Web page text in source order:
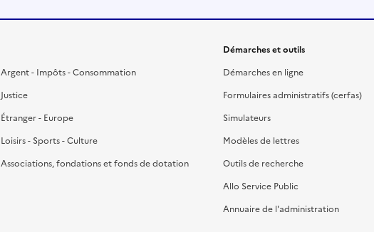
Argent - Impôts - Consommation
Justice
Étranger - Europe
Loisirs - Sports - Culture
Associations, fondations et fonds de dotation
Démarches et outils
Démarches en ligne
Formulaires administratifs (cerfas)
Simulateurs
Modèles de lettres
Outils de recherche
Allo Service Public
Annuaire de l'administration